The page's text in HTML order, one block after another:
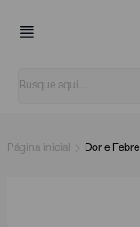
Página inicial Dor e Febre